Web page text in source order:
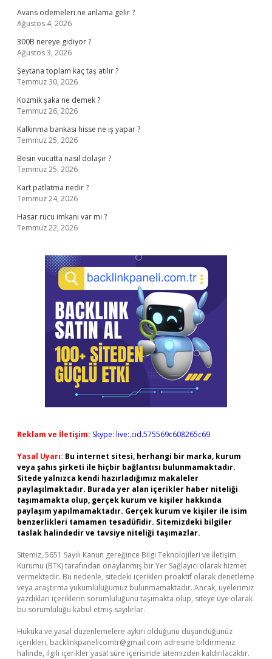
Avans ödemeleri ne anlama gelir ?
Ağustos 4, 2026
300B nereye gidiyor ?
Ağustos 3, 2026
Şeytana toplam kaç taş atılır ?
Temmuz 30, 2026
Kozmik şaka ne demek ?
Temmuz 26, 2026
Kalkınma bankası hisse ne iş yapar ?
Temmuz 25, 2026
Besin vücutta nasıl dolaşır ?
Temmuz 25, 2026
Kart patlatma nedir ?
Temmuz 24, 2026
Hasar rücu imkanı var mı ?
Temmuz 22, 2026
Reklam ve İletişim: Skype: live:.cid.575569c608265c69
Yasal Uyarı: Bu internet sitesi, herhangi bir marka, kurum
veya şahıs şirketi ile hiçbir bağlantısı bulunmamaktadır.
Sitede yalnızca kendi hazırladığımız makaleler
paylaşılmaktadır. Burada yer alan içerikler haber niteliği
taşımamakta olup, gerçek kurum ve kişiler hakkında
paylaşım yapılmamaktadır. Gerçek kurum ve kişiler ile isim
benzerlikleri tamamen tesadüfidir. Sitemizdeki bilgiler
taslak halindedir ve tavsiye niteliği taşımazlar.
Sitemiz, 5651 Sayılı Kanun gereğince Bilgi Teknolojileri ve İletişim
Kurumu (BTK) tarafından onaylanmış bir Yer Sağlayıcı olarak hizmet
vermektedir. Bu nedenle, sitedeki içerikleri proaktif olarak denetleme
veya araştırma yükümlülüğümüz bulunmamaktadır. Ancak, üyelerimiz
yazdıkları içeriklerin sorumluluğunu taşımakta olup, siteye üye olarak
bu sorumluluğu kabul etmiş sayılırlar.
Hukuka ve yasal düzenlemelere aykırı olduğunu düşündüğünüz
içerikleri, backlinkpanelicomtr@gmail.com adresine bildirmeniz
halinde, ilgili içerikler yasal süre içerisinde sitemizden kaldırılacaktır.